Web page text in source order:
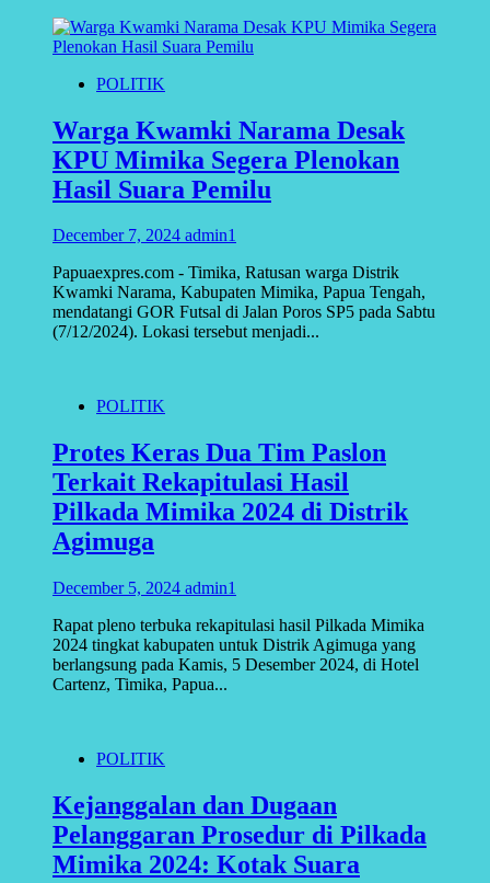
POLITIK
Warga Kwamki Narama Desak
KPU Mimika Segera Plenokan
Hasil Suara Pemilu
December 7, 2024 admin1
Papuaexpres.com - Timika, Ratusan warga Distrik
Kwamki Narama, Kabupaten Mimika, Papua Tengah,
mendatangi GOR Futsal di Jalan Poros SP5 pada Sabtu
(7/12/2024). Lokasi tersebut menjadi...
POLITIK
Protes Keras Dua Tim Paslon
Terkait Rekapitulasi Hasil
Pilkada Mimika 2024 di Distrik
Agimuga
December 5, 2024 admin1
Rapat pleno terbuka rekapitulasi hasil Pilkada Mimika
2024 tingkat kabupaten untuk Distrik Agimuga yang
berlangsung pada Kamis, 5 Desember 2024, di Hotel
Cartenz, Timika, Papua...
POLITIK
Kejanggalan dan Dugaan
Pelanggaran Prosedur di Pilkada
Mimika 2024: Kotak Suara